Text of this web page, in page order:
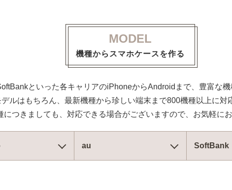
MODEL
機種からスマホケースを作る
といった各キャリアのiPhoneからAndroidまで、豊富な機
ルはもちろん、最新機種から珍しい端末まで800機種以上に対
につきましても、対応できる場合がございますので、お気軽に
au SoftBank